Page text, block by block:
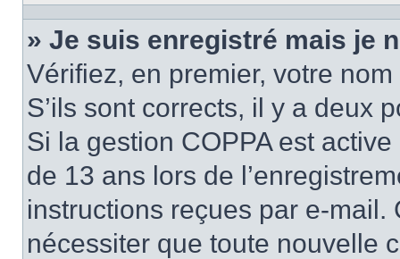
» Je suis enregistré mais je
Vérifiez, en premier, votre
S’ils sont corrects, il y a deux
Si la gestion COPPA est
de 13 ans lors de
instructions reçues par e-
nécessiter que toute nouvelle